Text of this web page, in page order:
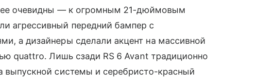
очевидны — к огромным 21-дюймовым
агрессивный передний бампер с
а дизайнеры сделали акцент на массивной
quattro. Лишь сзади RS 6 Avant традиционно
выпускной системы и серебристо-красный